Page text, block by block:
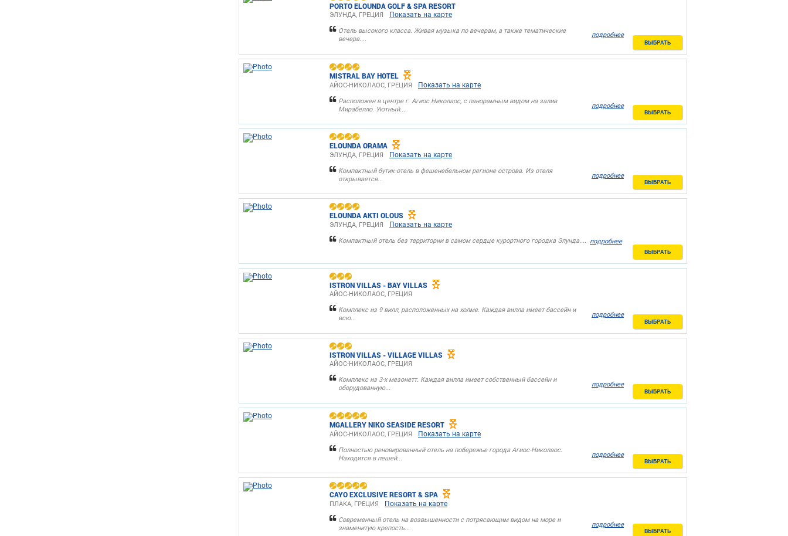
PORTO ELOUNDA GOLF & SPA RESORT
ЭЛУНДА, ГРЕЦИЯ Показать на карте
Отель высокого класса. Живая музыка по вечерам, а также тематические
вечера....
подробнее
ВЫБРАТЬ
MISTRAL BAY HOTEL
АЙОС-НИКОЛАОС, ГРЕЦИЯ Показать на карте
Расположен в центре г. Агиос Николаос, с панорамным видом на залив
Мирабелло. Уютный...
подробнее
ВЫБРАТЬ
ELOUNDA ORAMA
ЭЛУНДА, ГРЕЦИЯ Показать на карте
Компактный бутик-отель в фешенебельном регионе острова. Из отеля
открывается...
подробнее
ВЫБРАТЬ
ELOUNDA AKTI OLOUS
ЭЛУНДА, ГРЕЦИЯ Показать на карте
Компактный отель без территории в самом сердце курортного городка Элунда....
подробнее
ВЫБРАТЬ
ISTRON VILLAS - BAY VILLAS
АЙОС-НИКОЛАОС, ГРЕЦИЯ
Комплекс из 9 вилл, расположенных на холме. Каждая вилла имеет бассейн и
всю...
подробнее
ВЫБРАТЬ
ISTRON VILLAS - VILLAGE VILLAS
АЙОС-НИКОЛАОС, ГРЕЦИЯ
Комплекс из 3-х мезонетт. Каждая вилла имеет собственный бассейн и
оборудованную...
подробнее
ВЫБРАТЬ
MGALLERY NIKO SEASIDE RESORT
АЙОС-НИКОЛАОС, ГРЕЦИЯ Показать на карте
Полностью реновированный отель на побережье города Агиос-Николаос.
Находится в пешей...
подробнее
ВЫБРАТЬ
CAYO EXCLUSIVE RESORT & SPA
ПЛАКА, ГРЕЦИЯ Показать на карте
Современный отель на возвышенности с потрясающим видом на море и
знаменитую крепость...
подробнее
ВЫБРАТЬ